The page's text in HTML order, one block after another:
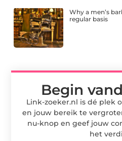
Why a men’s
regular basis
Begin
Link-zoeker.nl is dé plek
en jouw bereik te
nu-knop en geef jouw
het